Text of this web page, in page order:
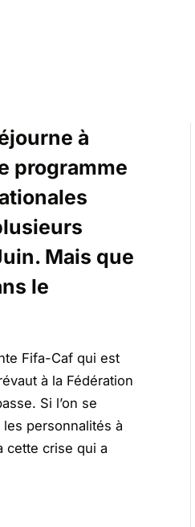
à
programme
Mais que
le
Fifa-Caf qui est
à la Fédération
Si l’on se
personnalités à
cette crise qui a